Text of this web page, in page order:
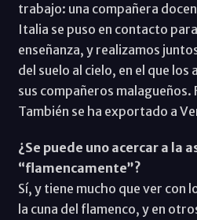
trabajo: una compañera
Italia se puso en contacto
enseñanza, y realizamos
del suelo al cielo, en el que
sus compañeros malagueños.
También se ha exportado a
¿Se puede uno acercar a la
“flamencamente”?
Sí, y tiene mucho que ver con
la cuna del flamenco, y en